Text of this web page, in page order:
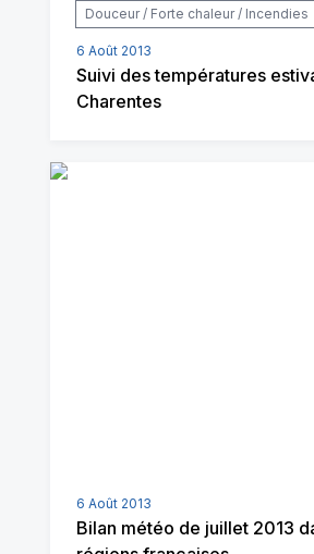
Douceur / Forte chaleur / Incendies
6 Août 2013
Suivi des températures
Charentes
6 Août 2013
Bilan météo de juillet 2013